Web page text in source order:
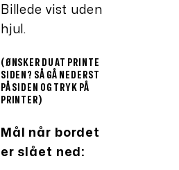
Billede vist uden
hjul.
(ØNSKER DU AT PRINTE
SIDEN? SÅ GÅ NEDERST
PÅ SIDEN OG TRYK PÅ
PRINTER)
Mål når bordet
er slået ned: